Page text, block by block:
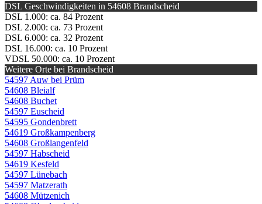
DSL Geschwindigkeiten in 54608 Brandscheid
DSL 1.000: ca. 84 Prozent
DSL 2.000: ca. 73 Prozent
DSL 6.000: ca. 32 Prozent
DSL 16.000: ca. 10 Prozent
VDSL 50.000: ca. 10 Prozent
Weitere Orte bei Brandscheid
54597 Auw bei Prüm
54608 Bleialf
54608 Buchet
54597 Euscheid
54595 Gondenbrett
54619 Großkampenberg
54608 Großlangenfeld
54597 Habscheid
54619 Kesfeld
54597 Lünebach
54597 Matzerath
54608 Mützenich